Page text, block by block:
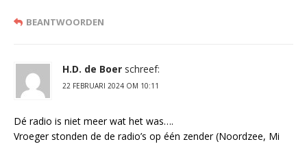
BEANTWOORDEN
H.D. de Boer schreef:
22 FEBRUARI 2024 OM 10:11
Dé radio is niet meer wat het was….
Vroeger stonden de de radio’s op één zender (Noordzee, Mi